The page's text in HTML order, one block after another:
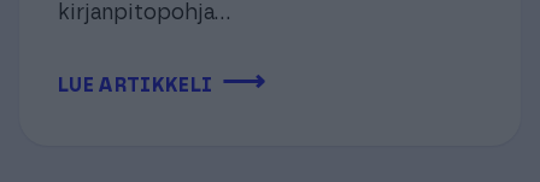
kirjanpitopohja...
LUE ARTIKKELI ⟶